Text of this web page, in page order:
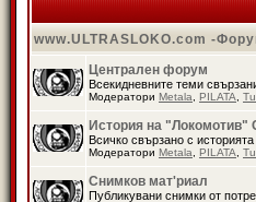
www.ULTRASLOKO.com -
Централен форум
Всекидневните теми
Модератори Metala PILATA
История на "Локомотив"
Всичко свързано с
Модератори Metala PILATA
Снимков мат'риал
Публикувани снимки от